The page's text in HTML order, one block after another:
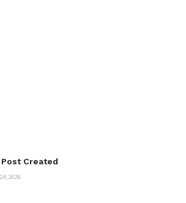
Created
2026